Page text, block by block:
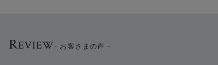
季節を問わず快適にお使いいただけます。お掃除ロボット
REVIEW- お客さまの声 -